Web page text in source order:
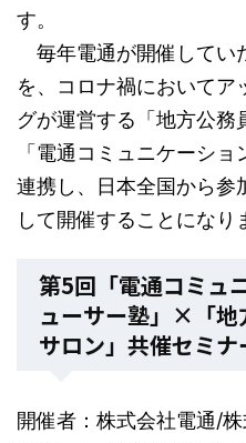
す。
毎年電通が開催してい
を、コロナ禍において
グが運営する「地方公務
「電通コミュニケーシ
連携し、日本全国から参
して開催することになり
第5回「電通コミュ
ューサー塾」×「地
サロン」共催セミ
開催者：株式会社電通/株